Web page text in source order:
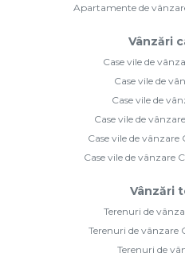
Apartamente de
Vânzări
Case vile de
Case vile de
Case vile de
Case vile de
Case vile de
Case vile de vânzare
Vânzări
Terenuri de
Terenuri de vânzare
Terenuri de